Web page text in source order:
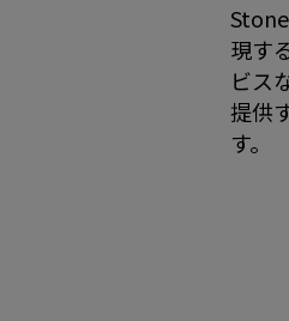
現す
ビス
提供
す。